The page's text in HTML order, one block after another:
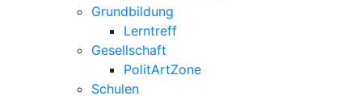
Grundbildung
Lerntreff
Gesellschaft
PolitArtZone
Schulen